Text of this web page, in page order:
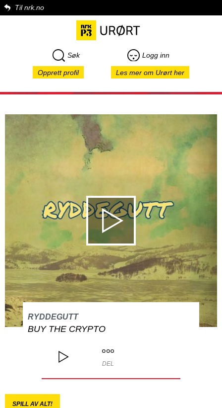
Til nrk.no
Søk Logg inn
Opprett profil Les mer om Urørt her
RYDDEGUTT
BUY THE CRYPTO
DEL
SPILL AV ALT!